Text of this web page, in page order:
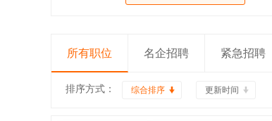
所有职位 名企招聘 紧急招聘
排序方式： 综合排序 更新时间